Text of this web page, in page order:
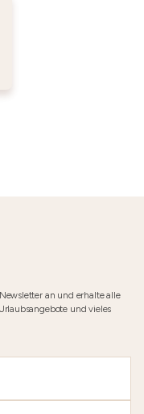
an und erhalte alle
und vieles